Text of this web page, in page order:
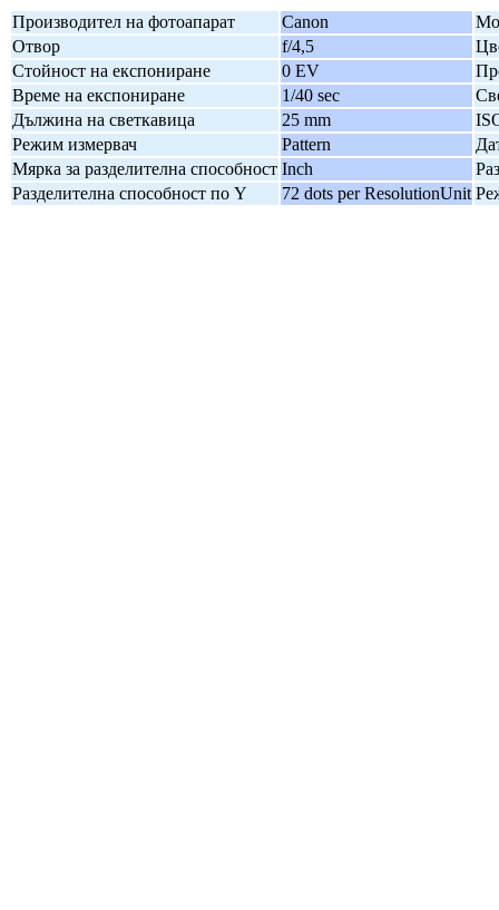
Производител на фотоапарат Canon
Отвор
f/4,5
Стойност на експониране
0 EV
Време на експониране
1/40 sec
Дължина на светкавица
25 mm
Режим измервач
Pattern
Мярка за разделителна способност Inch
Разделителна способност по Y
72 dots per ResolutionUnit